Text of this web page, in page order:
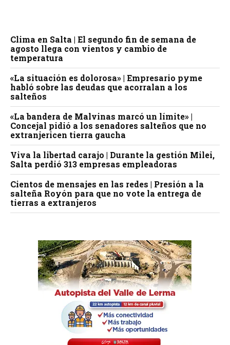
Clima en Salta | El segundo fin de semana de
agosto llega con vientos y cambio de
temperatura
«La situación es dolorosa» | Empresario pyme
habló sobre las deudas que acorralan a los
salteños
«La bandera de Malvinas marcó un límite» |
Concejal pidió a los senadores salteños que no
extranjericen tierra gaucha
Viva la libertad carajo | Durante la gestión Milei,
Salta perdió 313 empresas empleadoras
Cientos de mensajes en las redes | Presión a la
salteña Royón para que no vote la entrega de
tierras a extranjeros